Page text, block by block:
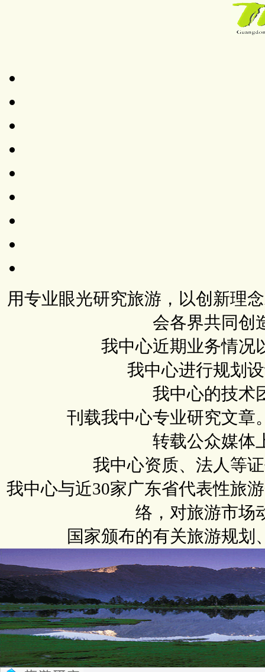
用专业眼光研究旅游，以创新理
会各界共同创
我中心近期业务情况
我中心进行规划
我中心的技术
刊载我中心专业研究文章
转载公众媒体
我中心资质、法人等
我中心与近30家广东省代表性旅
络，对旅游市场
国家颁布的有关旅游规划